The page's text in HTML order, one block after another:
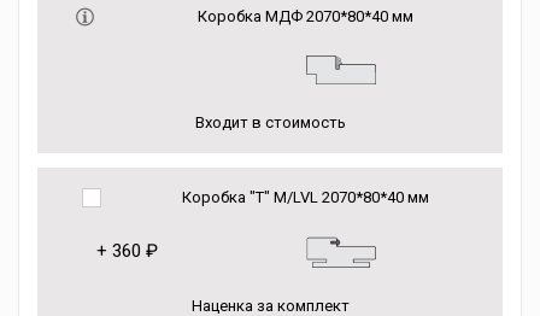
Коробка МДФ 2070*80*40 мм
Входит в стоимость
Коробка "Т" M/LVL 2070*80*40 мм
+ 360 ₽
Наценка за комплект